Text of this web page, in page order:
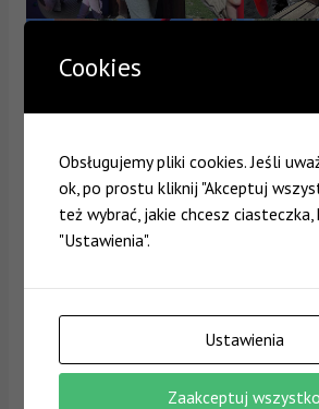
Cookies
Obsługujemy pliki cookies. Jeśli
ok, po prostu kliknij "Akceptuj
też wybrać, jakie chcesz ciasteczka,
"Ustawienia".
Ustawienia
Zaakceptuj wszystko